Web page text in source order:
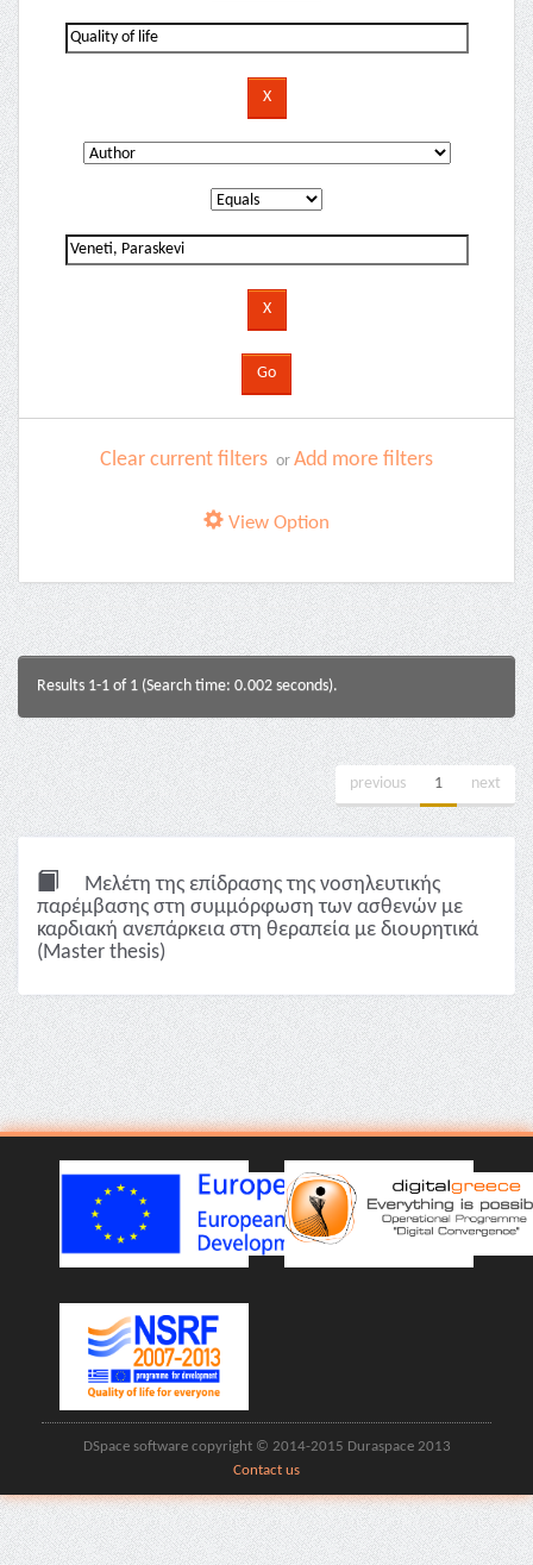
Clear current filters or Add more filters
View Option
Results 1-1 of 1 (Search time: 0.002 seconds).
previous 1 next
Μελέτη της επίδρασης της νοσηλευτικής
παρέμβασης στη συμμόρφωση των ασθενών με
καρδιακή ανεπάρκεια στη θεραπεία με διουρητικά
(Master thesis)
DSpace software copyright © 2014-2015 Duraspace 2013
Contact us